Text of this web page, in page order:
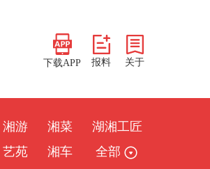
下载APP 报料 关于
湘游 湘菜
湖湘工匠
艺苑 湘车 全部